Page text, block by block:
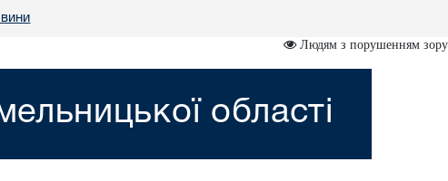
Людям з порушенням зору
області